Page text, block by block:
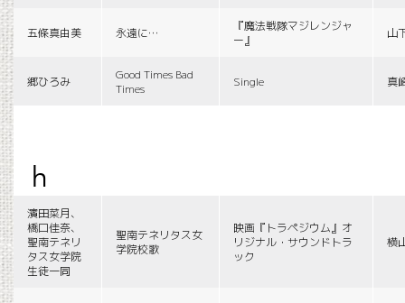
五條真由美 永遠に…
『魔法戦隊マジレンジャ
ー』
山
郷ひろみ
Good Times Bad
Times
Single 真
h
濱田菜月、
橋口佳奈、
聖南テネリ
タス女学院
生徒一同
聖南テネリタス女
学院校歌
映画『トラペジウム』オ
リジナル・サウンドトラ
ック
横